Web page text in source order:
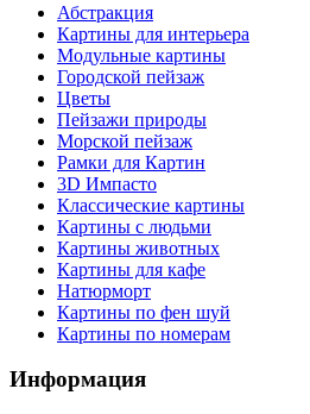
Абстракция
Картины для интерьера
Модульные картины
Городской пейзаж
Цветы
Пейзажи природы
Морской пейзаж
Рамки для Картин
3D Импасто
Классические картины
Картины с людьми
Картины животных
Картины для кафе
Натюрморт
Картины по фен шуй
Картины по номерам
Информация